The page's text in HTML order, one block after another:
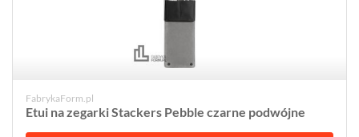
FabrykaForm.pl
Etui na zegarki Stackers Pebble czarne podwójne